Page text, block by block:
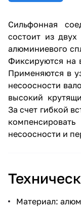
Сильфонная
состоит из
алюминиевого
Фиксируются на
Применяются в
несоосности
высокий
За счет гибкой
несоосности и
Материал: